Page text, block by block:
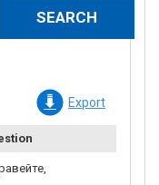
Export